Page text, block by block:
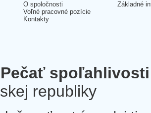
O spoločnosti
Voľné pracovné pozície
Kontakty
Základné
Pečať spoľahlivosti
republiky